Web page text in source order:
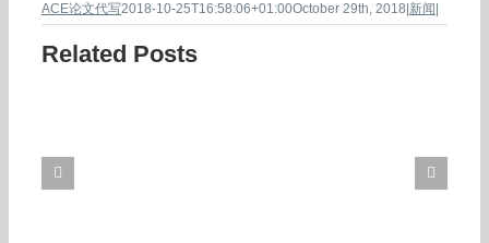
ACE论文代写2018-10-25T16:58:06+01:00October 29th, 2018 新闻
Related Posts